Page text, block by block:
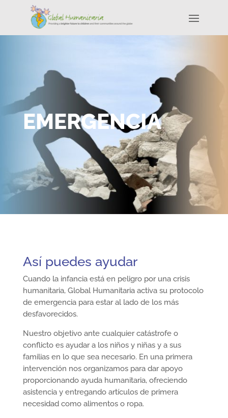
EMERGENCIA
Así puedes ayudar
Cuando la infancia está en peligro por una crisis
humanitaria, Global Humanitaria activa su protocolo
de emergencia para estar al lado de los más
desfavorecidos.
Nuestro objetivo ante cualquier catástrofe o
conflicto es ayudar a los niños y niñas y a sus
familias en lo que sea necesario. En una primera
intervención nos organizamos para dar apoyo
proporcionando ayuda humanitaria, ofreciendo
asistencia y entregando artículos de primera
necesidad como alimentos o ropa.